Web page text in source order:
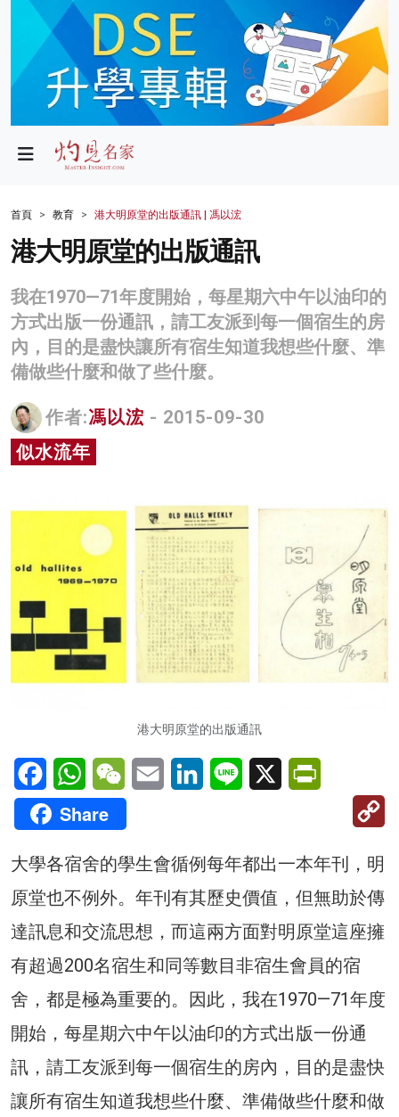
政局
財經
生活
商業
科技
名家榜
灼見活動
首頁 教育 港大明原堂的出版通訊 | 馮以浤
港大明原堂的出版通訊
我在1970—71年度開始，每星期六中午以油印的
方式出版一份通訊，請工友派到每一個宿生的房
內，目的是盡快讓所有宿生知道我想些什麼、準
備做些什麼和做了些什麼。
作者:馮以浤 - 2015-09-30
似水流年
港大明原堂的出版通訊
FacebookWhatsAppWeChatEmail LinkedInLine X
Share
大學各宿舍的學生會循例每年都出一本年刊，明
原堂也不例外。年刊有其歷史價值，但無助於傳
達訊息和交流思想，而這兩方面對明原堂這座擁
有超過200名宿生和同等數目非宿生會員的宿
舍，都是極為重要的。因此，我在1970—71年度
開始，每星期六中午以油印的方式出版一份通
訊，請工友派到每一個宿生的房內，目的是盡快
讓所有宿生知道我想些什麼、準備做些什麼和做